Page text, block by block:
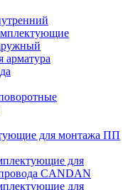
арматура
для монтажа ПП
для
CANDAN
для